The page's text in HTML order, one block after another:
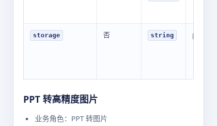
storage 否 string public
PPT 转高精度图片
业务角色：PPT 转图片